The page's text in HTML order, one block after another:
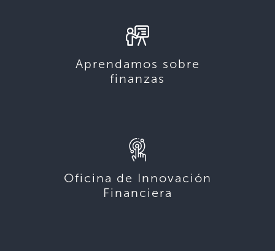
Aprendamos sobre
finanzas
Oficina de Innovación
Financiera